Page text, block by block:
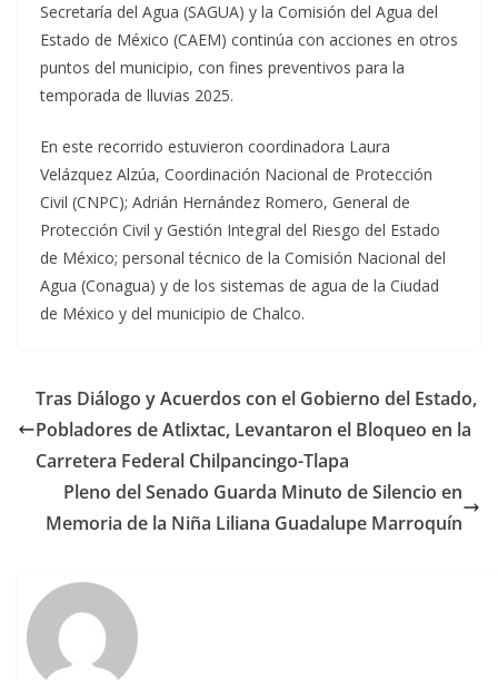
Secretaría del Agua (SAGUA) y la Comisión del Agua del
Estado de México (CAEM) continúa con acciones en otros
puntos del municipio, con fines preventivos para la
temporada de lluvias 2025.
En este recorrido estuvieron coordinadora Laura
Velázquez Alzúa, Coordinación Nacional de Protección
Civil (CNPC); Adrián Hernández Romero, General de
Protección Civil y Gestión Integral del Riesgo del Estado
de México; personal técnico de la Comisión Nacional del
Agua (Conagua) y de los sistemas de agua de la Ciudad
de México y del municipio de Chalco.
Tras Diálogo y Acuerdos con el Gobierno del Estado,
Pobladores de Atlixtac, Levantaron el Bloqueo en la
Carretera Federal Chilpancingo-Tlapa
Pleno del Senado Guarda Minuto de Silencio en
Memoria de la Niña Liliana Guadalupe Marroquín